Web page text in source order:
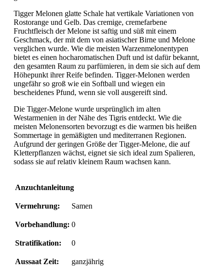
Tigger Melonen glatte Schale hat vertikale Variationen von
Rostorange und Gelb. Das cremige, cremefarbene
Fruchtfleisch der Melone ist saftig und süß mit einem
Geschmack, der mit dem von asiatischer Birne und Melone
verglichen wurde. Wie die meisten Warzenmelonentypen
bietet es einen hocharomatischen Duft und ist dafür bekannt,
den gesamten Raum zu parfümieren, in dem sie sich auf dem
Höhepunkt ihrer Reife befinden. Tigger-Melonen werden
ungefähr so ​​groß wie ein Softball und wiegen ein
bescheidenes Pfund, wenn sie voll ausgereift sind.
Die Tigger-Melone wurde ursprünglich im alten
Westarmenien in der Nähe des Tigris entdeckt. Wie die
meisten Melonensorten bevorzugt es die warmen bis heißen
Sommertage in gemäßigten und mediterranen Regionen.
Aufgrund der geringen Größe der Tigger-Melone, die auf
Kletterpflanzen wächst, eignet sie sich ideal zum Spalieren,
sodass sie auf relativ kleinem Raum wachsen kann.
Anzuchtanleitung
Vermehrung: Samen
Vorbehandlung: 0
Stratifikation: 0
Aussaat Zeit: ganzjährig